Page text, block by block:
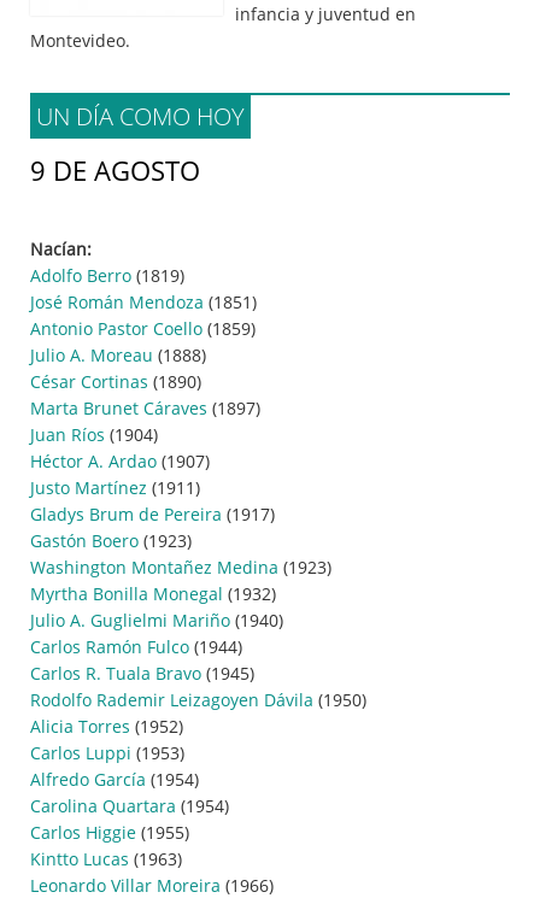
infancia y juventud en
Montevideo.
UN DÍA COMO HOY
9 DE AGOSTO
Nacían:
Adolfo Berro (1819)
José Román Mendoza (1851)
Antonio Pastor Coello (1859)
Julio A. Moreau (1888)
César Cortinas (1890)
Marta Brunet Cáraves (1897)
Juan Ríos (1904)
Héctor A. Ardao (1907)
Justo Martínez (1911)
Gladys Brum de Pereira (1917)
Gastón Boero (1923)
Washington Montañez Medina (1923)
Myrtha Bonilla Monegal (1932)
Julio A. Guglielmi Mariño (1940)
Carlos Ramón Fulco (1944)
Carlos R. Tuala Bravo (1945)
Rodolfo Rademir Leizagoyen Dávila (1950)
Alicia Torres (1952)
Carlos Luppi (1953)
Alfredo García (1954)
Carolina Quartara (1954)
Carlos Higgie (1955)
Kintto Lucas (1963)
Leonardo Villar Moreira (1966)